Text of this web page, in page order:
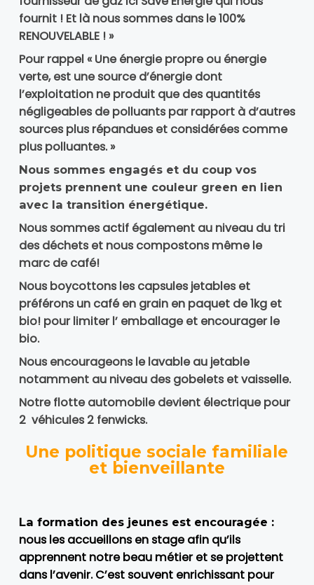
fournit ! Et là nous sommes dans le 100%
RENOUVELABLE ! »
Pour rappel « Une énergie propre ou énergie
verte, est une source d’énergie dont
l’exploitation ne produit que des quantités
négligeables de polluants par rapport à d’autres
sources plus répandues et considérées comme
plus polluantes. »
Nous sommes engagés et du coup vos
projets prennent une couleur green en lien
avec la transition énergétique.
Nous sommes actif également au niveau du tri
des déchets et nous compostons même le
marc de café!
Nous boycottons les capsules jetables et
préférons un café en grain en paquet de 1kg et
bio! pour limiter l’ emballage et encourager le
bio.
Nous encourageons le lavable au jetable
notamment au niveau des gobelets et vaisselle.
Notre flotte automobile devient électrique pour
2 véhicules 2 fenwicks.
Une politique sociale familiale
et bienveillante
La formation des jeunes est encouragée :
nous les accueillons en stage afin qu’ils
apprennent notre beau métier et se projettent
dans l’avenir. C’est souvent enrichissant pour